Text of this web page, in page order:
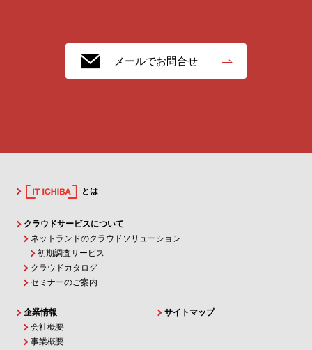
メールでお問合せ
とは
クラウドサービスについて
ネットランドのクラウドソリューション
初期調査サービス
クラウドカタログ
セミナーのご案内
企業情報
会社概要
事業概要
サイトマップ